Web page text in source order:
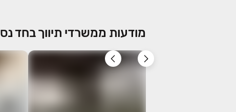
מודעות ממשרדי תיווך בחד נס